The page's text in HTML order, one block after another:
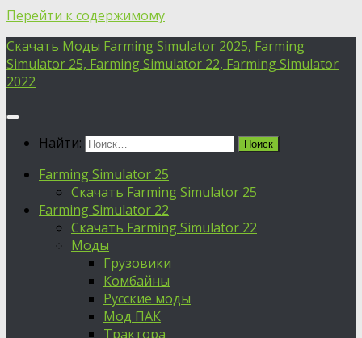
Перейти к содержимому
Скачать Моды Farming Simulator 2025, Farming
Simulator 25, Farming Simulator 22, Farming Simulator
2022
Найти:
Farming Simulator 25
Скачать Farming Simulator 25
Farming Simulator 22
Скачать Farming Simulator 22
Моды
Грузовики
Комбайны
Русские моды
Мод ПАК
Трактора